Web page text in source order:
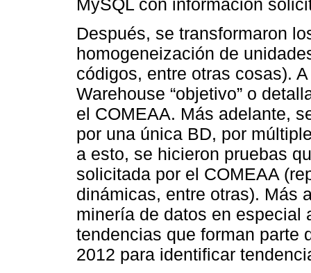
MySQL con información
Después, se transformaron
homogeneización de
códigos, entre otras cosas).
Warehouse “objetivo” o
el COMEAA. Más adelante,
por una única BD, por
a esto, se hicieron pruebas
solicitada por el COMEAA
dinámicas, entre otras). Más
minería de datos en especial
tendencias que forman parte
2012 para identificar